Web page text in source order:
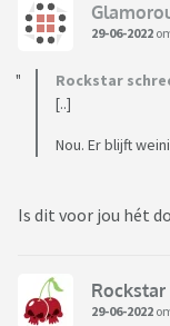
29-06-2022
Rockstar
[..]
Nou. Er blijft
Is dit voor jou hét
Rockstar
29-06-2022